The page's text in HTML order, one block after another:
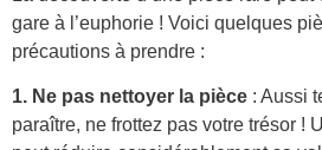
gare à l’euphorie ! Voici quelques
précautions à prendre :
1. Ne pas nettoyer la pièce : Aussi
paraître, ne frottez pas votre trésor !